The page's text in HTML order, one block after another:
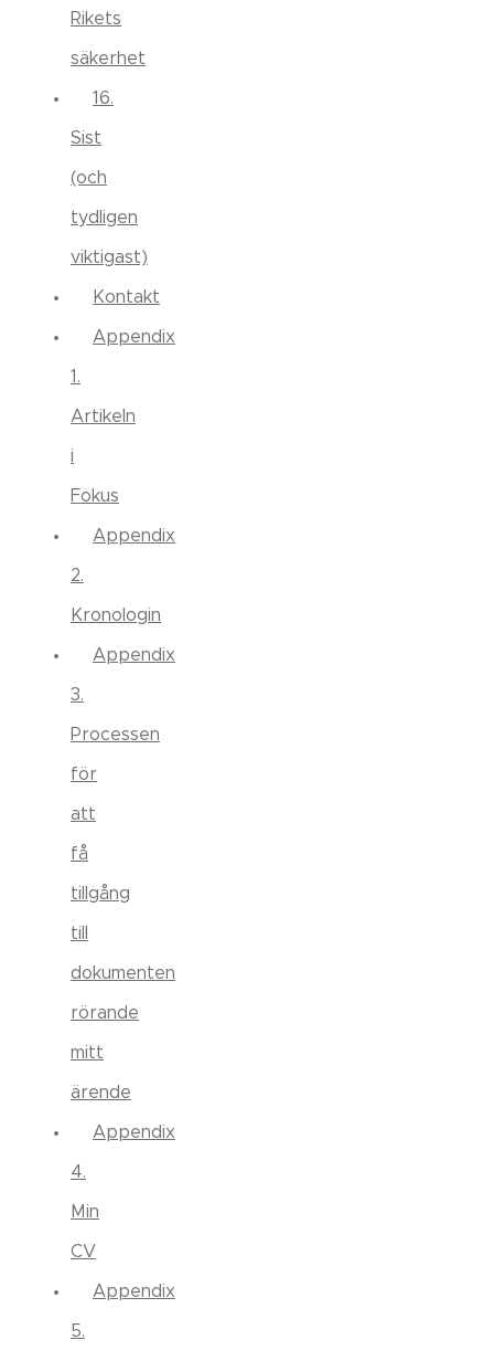
Rikets
säkerhet
16.
Sist
(och
tydligen
viktigast)
Kontakt
Appendix
1.
Artikeln
i
Fokus
Appendix
2.
Kronologin
Appendix
3.
Processen
för
att
få
tillgång
till
dokumenten
rörande
mitt
ärende
Appendix
4.
Min
CV
Appendix
5.